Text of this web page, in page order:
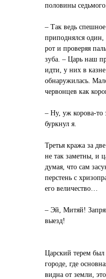
половины
– Так ведь
приподнялся один,
рот и проверяя
зуба. – Царь наш
идти, у них в
обнаружилась.
червонцев как
– Ну, уж корова-то
буркнул я.
Третья кража за
не так заметны, и
думая, что сам
перстень с
его величество…
– Эй, Митяй!
выезд!
Царский терем
городе, где
видна от земли,